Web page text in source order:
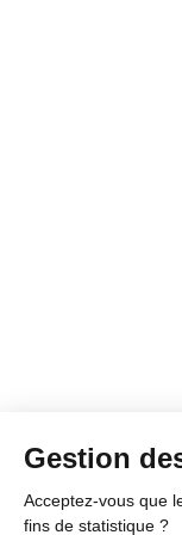
Gestion
Acceptez-vous que
fins de statistique ?